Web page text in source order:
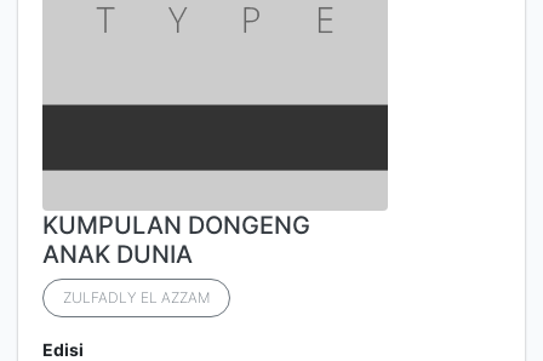
KUMPULAN DONGENG
ANAK DUNIA
ZULFADLY EL AZZAM
Edisi